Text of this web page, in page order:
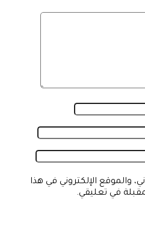
والموقع الإلكتروني في هذا
في تعليقي.